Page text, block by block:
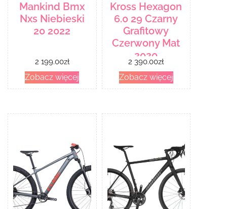
Mankind Bmx
Nxs Niebieski
20 2022
2 199.00zł
Zobacz więcej
Kross Hexagon
6.0 29 Czarny
Grafitowy
Czerwony Mat
2020
2 390.00zł
Zobacz więcej